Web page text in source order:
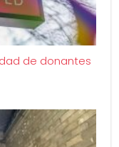
de donantes